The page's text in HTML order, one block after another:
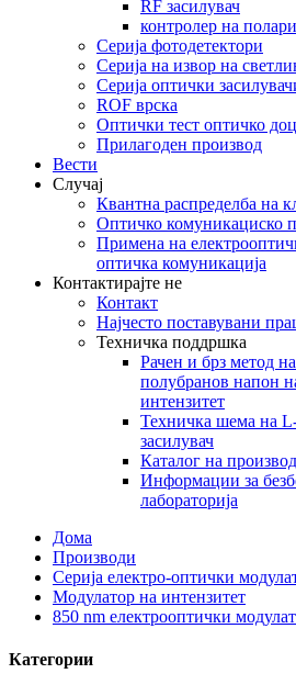
RF засилувач
контролер на
Серија фотодетектори
Серија на извор на
Серија оптички
ROF врска
Оптички тест оптичко
Прилагоден производ
Вести
Случај
Квантна распределба на
Оптичко комуникациско
Примена на
оптичка комуникација
Контактирајте не
Контакт
Најчесто поставувани
Техничка поддршка
Рачен и брз метод
полубранов напон
интензитет
Техничка шема на
засилувач
Каталог на
Информации за
лабораторија
Дома
Производи
Серија електро-оптички
Модулатор на интензитет
850 nm електрооптички
Категории